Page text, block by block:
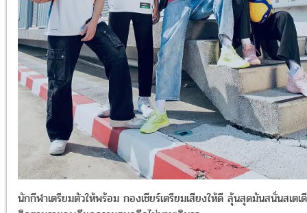
นักกีฬาเตรียมตัวให้พร้อม กองเชียร์เตรียมเสียงให้ดี ลุ้นสุดมันสนั่นสเตเ